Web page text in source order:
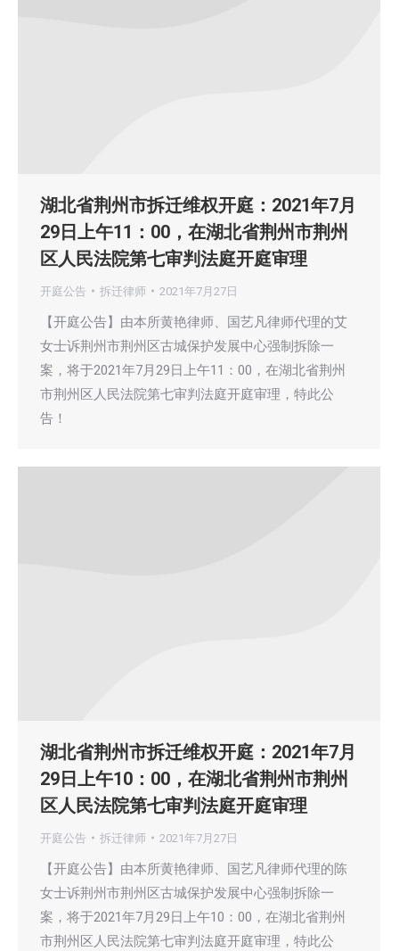
湖北省荆州市拆迁维权开庭：2021年7月
29日上午11：00，在湖北省荆州市荆州
区人民法院第七审判法庭开庭审理
开庭公告 拆迁律师 2021年7月27日
【开庭公告】由本所黄艳律师、国艺凡律师代理的艾
女士诉荆州市荆州区古城保护发展中心强制拆除一
案，将于2021年7月29日上午11：00，在湖北省荆州
市荆州区人民法院第七审判法庭开庭审理，特此公
告！
湖北省荆州市拆迁维权开庭：2021年7月
29日上午10：00，在湖北省荆州市荆州
区人民法院第七审判法庭开庭审理
开庭公告 拆迁律师 2021年7月27日
【开庭公告】由本所黄艳律师、国艺凡律师代理的陈
女士诉荆州市荆州区古城保护发展中心强制拆除一
案，将于2021年7月29日上午10：00，在湖北省荆州
市荆州区人民法院第七审判法庭开庭审理，特此公